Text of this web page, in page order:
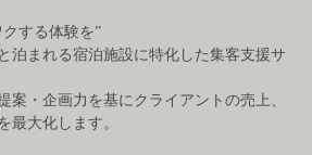
する体験を”
泊まれる宿泊施設に特化した集客支援サ
案・企画力を基にクライアントの売上、
最大化します。